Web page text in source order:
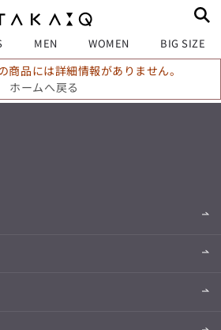
MEN WOMEN BIG SIZE
商品には詳細情報がありません。
ホームへ戻る